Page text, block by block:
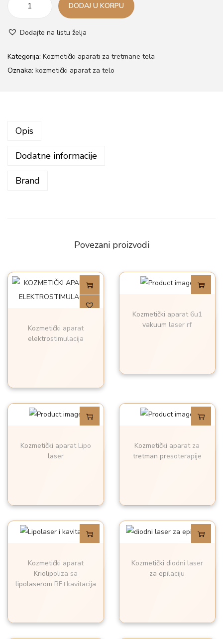
G
j
a
e
n
a
6
a
d
a
o
a
DODAJ U KORPU
Dodajte na listu želja
Kategorija: Kozmetički aparati za tretmane tela
Oznaka: kozmetički aparat za telo
Opis
Dodatne informacije
Brand
Povezani proizvodi
Kozmetički aparat
elektrostimulacija
Kozmetički aparat 6u1
vakuum laser rf
Kozmetički aparat Lipo
laser
Kozmetički aparat za
tretman presoterapije
Kozmetički aparat
Kriolipoliza sa
lipolaserom RF+kavitacija
Kozmetički diodni laser
za epilaciju